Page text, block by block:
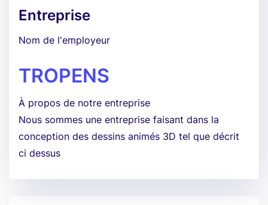
Entreprise
Nom de l'employeur
TROPENS
À propos de notre entreprise
Nous sommes une entreprise faisant dans la
conception des dessins animés 3D tel que décrit
ci dessus